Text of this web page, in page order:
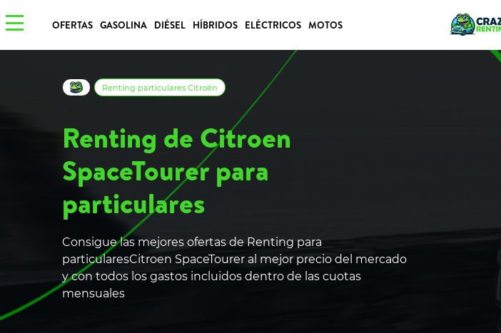
OFERTAS GASOLINA DIÉSEL HÍBRIDOS ELÉCTRICOS MOTOS
Renting de Citroen
SpaceTourer para
particulares
Consigue las mejores ofertas de Renting para
particularesCitroen SpaceTourer al mejor precio del mercado
y con todos los gastos incluidos dentro de las cuotas
mensuales
Renting particulares Citroën